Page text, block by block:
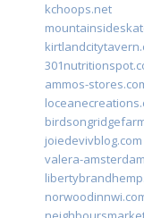
kchoops.net
ammos-
joiedevivblog.com
valera-